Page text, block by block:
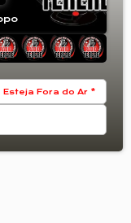
Fora do Ar *